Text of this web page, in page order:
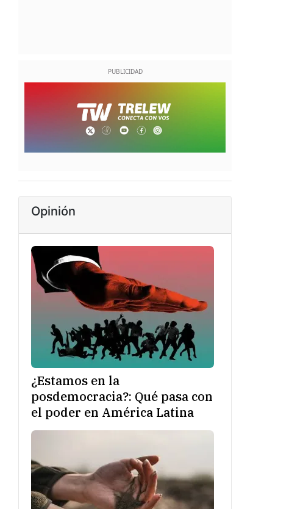
Opinión
¿Estamos en la
posdemocracia?: Qué pasa con
el poder en América Latina